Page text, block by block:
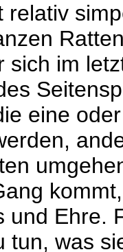
relativ
sich im
eine
und Ehre.
tun, was